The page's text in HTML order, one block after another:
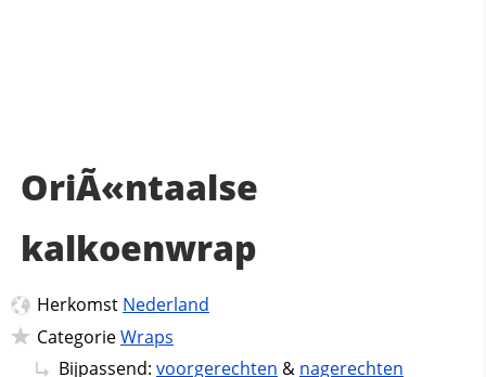
OriÃ«ntaalse
kalkoenwrap
Herkomst Nederland
CategorieWraps
Bijpassend: voorgerechten & nagerechten